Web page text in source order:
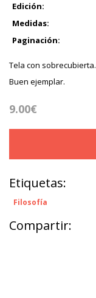
Edición:
Medidas:
Paginación:
Tela con sobrecubierta.
Buen ejemplar.
9.00€
Etiquetas:
Filosofía
Compartir: